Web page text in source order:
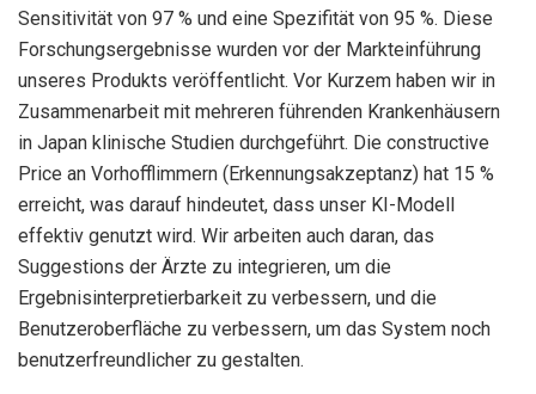
Sensitivität von 97 % und eine Spezifität von 95 %. Diese
Forschungsergebnisse wurden vor der Markteinführung
unseres Produkts veröffentlicht. Vor Kurzem haben wir in
Zusammenarbeit mit mehreren führenden Krankenhäusern
in Japan klinische Studien durchgeführt. Die constructive
Price an Vorhofflimmern (Erkennungsakzeptanz) hat 15 %
erreicht, was darauf hindeutet, dass unser KI-Modell
effektiv genutzt wird. Wir arbeiten auch daran, das
Suggestions der Ärzte zu integrieren, um die
Ergebnisinterpretierbarkeit zu verbessern, und die
Benutzeroberfläche zu verbessern, um das System noch
benutzerfreundlicher zu gestalten.